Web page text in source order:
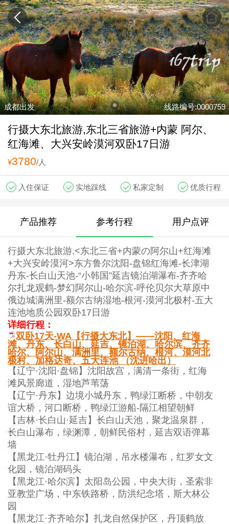
成都出发 线路编号:0000759
行摄大东北旅游,东北三省旅游+内蒙 阿尔、
红海滩、大兴安岭漠河双卧17日游
¥3780/人
入住保证 实地踩线 私家定制 优质行程
产品推荐 参考行程 用户点评
行摄大东北旅游,<东北三省+内蒙の阿尔山+红海滩
+大兴安岭漠河>东方鲁尔沈阳-盘锦红海滩-长津湖
丹东-长白山天池-“小韩国”延吉镜泊湖瀑布-齐齐哈
尔扎龙观鹤-梦幻阿尔山-哈尔滨-呼伦贝尔大草原中
俄边城满洲里-额尔古纳湿地-根河-漠河北极村-五大
连池地质公园双卧17日游
详细行程：
双卧17天-WA【行摄大东北】——沈阳、红海
滩、丹东、长白山、延吉、镜泊湖、哈尔滨、齐齐
哈尔、阿尔山、满洲里、额尔古纳、根河、漠河北
极村、加格达奇、五大连池 （沈进哈出）
【辽宁·沈阳·盘锦】沈阳故宫，满清一条街，红海
滩风景廊道，湿地芦苇荡
【辽宁·丹东】边境小城丹东，鸭绿江断桥，中朝友
谊大桥，河口断桥，鸭绿江游船-隔江相望朝鲜
【吉林·长白山·延吉】长白山天池，聚龙温泉群，
长白山瀑布，绿渊潭，朝鲜民俗村，延吉双语弹幕
墙
【黑龙江·牡丹江】镜泊湖，吊水楼瀑布，红罗女文
化园，镜泊湖码头
【黑龙江·哈尔滨】太阳岛公园，中央大街，圣索非
亚教堂广场，中东铁路桥，防洪纪念塔，斯大林公
园
【黑龙江·齐齐哈尔】扎龙自然保护区，丹顶鹤放